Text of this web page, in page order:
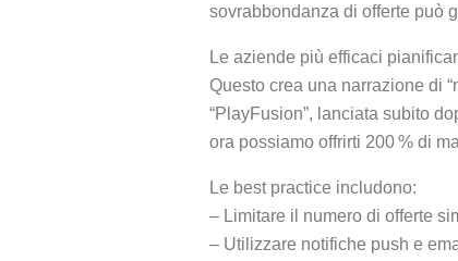
sovrabbondanza di offerte può
Le aziende più efficaci
Questo crea una narrazione di
“PlayFusion”, lanciata subito
ora possiamo offrirti 200 % di
Le best practice includono:
– Limitare il numero di offerte
– Utilizzare notifiche push e